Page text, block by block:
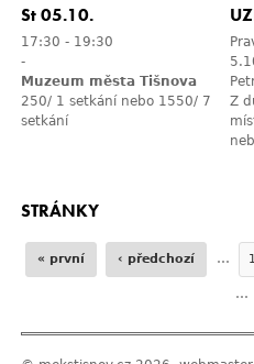
St 05.10.
17:30 - 19:30
-
Muzeum města Tišnova
250/ 1 setkání nebo 1550/ 7
setkání
Z
STRÁNKY
« první ‹ předchozí …
…